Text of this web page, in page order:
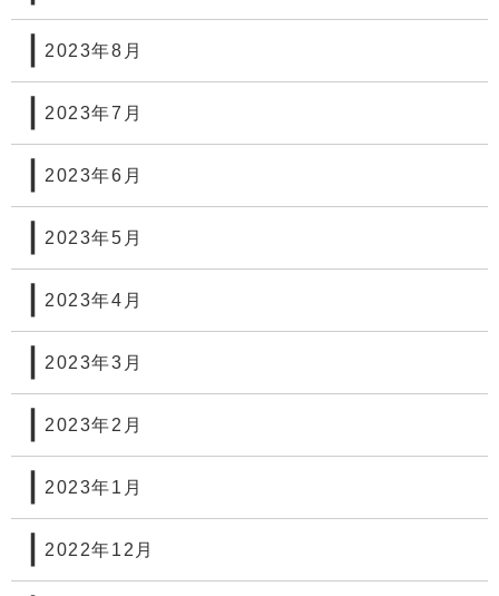
2023年8月
2023年7月
2023年6月
2023年5月
2023年4月
2023年3月
2023年2月
2023年1月
2022年12月